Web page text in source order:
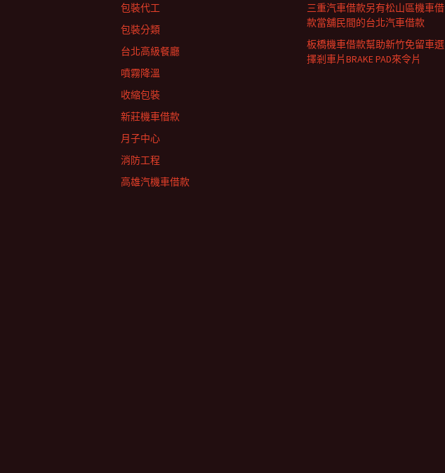
三重汽車借款另有松山區機車借
款當舖民間的台北汽車借款
板橋機車借款幫助新竹免留車選
擇剎車片BRAKE PAD來令片
包裝代工
包裝分類
台北高級餐廳
噴霧降溫
收縮包裝
新莊機車借款
月子中心
消防工程
高雄汽機車借款